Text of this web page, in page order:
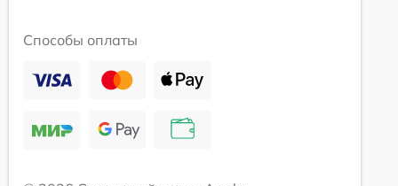
Способы оплаты